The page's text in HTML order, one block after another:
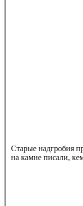
Старые надгробия
на камне писали,